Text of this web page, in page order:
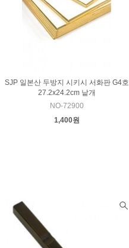
SJP 일본산 두방지 시키시 서화판 G4호
27.2x24.2cm 낱개
NO-72900
1,400원